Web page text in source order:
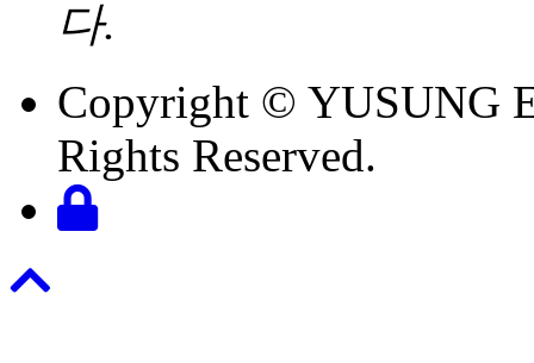
다.
Copyright © YUSUNG
Rights Reserved.